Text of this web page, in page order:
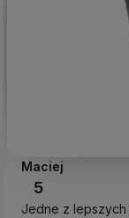
Maciej
5
Jedne z lepszych